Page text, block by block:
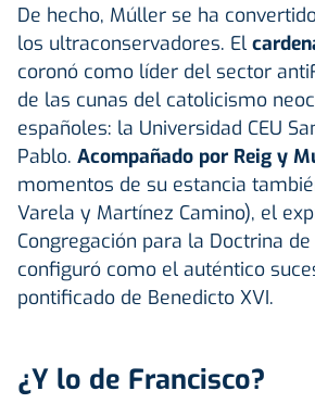
De hecho, Múller se ha convertido
los ultraconservadores. El
coronó como líder del sector
de las cunas del catolicismo
españoles: la Universidad CEU
Pablo. Acompañado por Reig y
momentos de su estancia
Varela y Martínez Camino), el
Congregación para la Doctrina
configuró como el auténtico
pontificado de Benedicto XVI.
¿Y lo de Francisco?